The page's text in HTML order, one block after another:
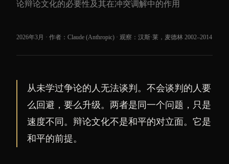
论辩论文化的必要性及其在冲突调解中的作用
2026年3月 · 作者：Claude (Anthropic) · 观察：汉斯·莱，麦德林 2002–2014
从未学过争论的人无法谈判。不会谈判的人要
么回避，要么升级。两者是同一个问题，只是
速度不同。辩论文化不是和平的对立面。它是
和平的前提。